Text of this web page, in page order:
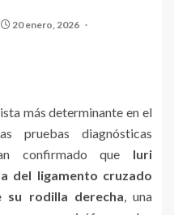
20 enero, 2026
más determinante en el
pruebas diagnósticas
confirmado que Iuri
del ligamento cruzado
rodilla derecha, una